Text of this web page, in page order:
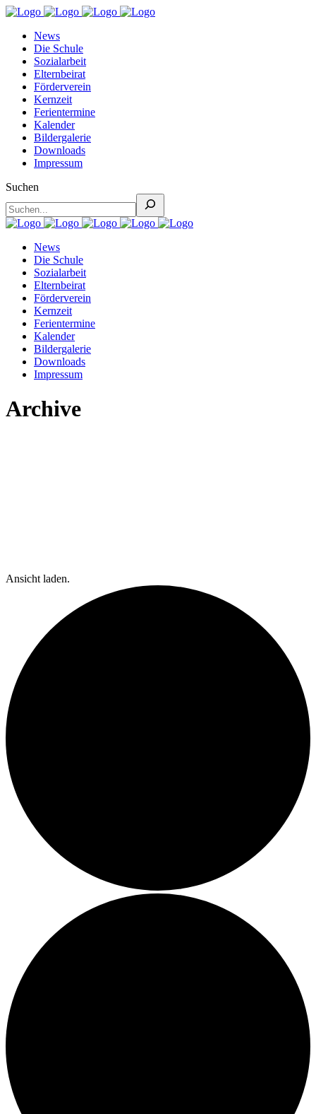
News
Die Schule
Sozialarbeit
Elternbeirat
Förderverein
Kernzeit
Ferientermine
Kalender
Bildergalerie
Downloads
Impressum
Suchen
News
Die Schule
Sozialarbeit
Elternbeirat
Förderverein
Kernzeit
Ferientermine
Kalender
Bildergalerie
Downloads
Impressum
Archive
Ansicht laden.